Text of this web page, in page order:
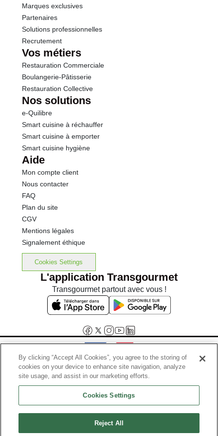
Marques exclusives
Partenaires
Solutions professionnelles
Recrutement
Vos métiers
Restauration Commerciale
Boulangerie-Pâtisserie
Restauration Collective
Nos solutions
e-Quilibre
Smart cuisine à réchauffer
Smart cuisine à emporter
Smart cuisine hygiène
Aide
Mon compte client
Nous contacter
FAQ
Plan du site
CGV
Mentions légales
Signalement éthique
Cookies Settings
L'application Transgourmet
Transgourmet partout avec vous !
Interdiction de vente de boissons alcooliques aux mineurs de
moins de 18 ans
La preuve de majorité de l'acheteur est exigée au moment de la vente
Code de la santé publique, Aar.l.3342-1 et l.3353-3
By clicking “Accept All Cookies”, you agree to the storing of
cookies on your device to enhance site navigation, analyze
site usage, and assist in our marketing efforts.
Cookies Settings
Reject All